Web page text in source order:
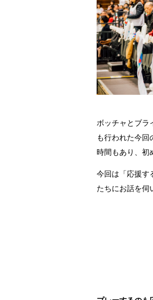
ボッチャとブラ
も行われた今回
時間もあり、初
今回は「応援す
たちにお話を伺